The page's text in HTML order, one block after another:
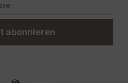
abonnieren